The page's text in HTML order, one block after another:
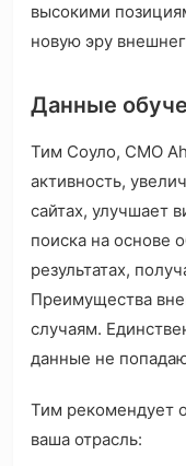
высокими
новую эру
Данные
Тим Соуло, CMO
активность,
сайтах, улучшает
поиска на основе
результатах,
Преимущества
случаям.
данные не
Тим рекомендует
ваша отрасль: